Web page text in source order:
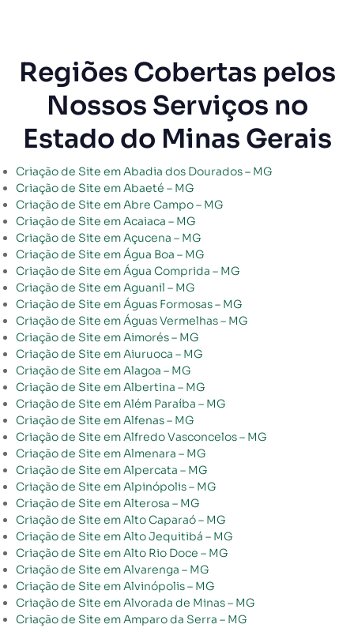
Regiões Cobertas pelos
Nossos Serviços no
Estado do Minas Gerais
Criação de Site em Abadia dos Dourados – MG
Criação de Site em Abaeté – MG
Criação de Site em Abre Campo – MG
Criação de Site em Acaiaca – MG
Criação de Site em Açucena – MG
Criação de Site em Água Boa – MG
Criação de Site em Água Comprida – MG
Criação de Site em Aguanil – MG
Criação de Site em Águas Formosas – MG
Criação de Site em Águas Vermelhas – MG
Criação de Site em Aimorés – MG
Criação de Site em Aiuruoca – MG
Criação de Site em Alagoa – MG
Criação de Site em Albertina – MG
Criação de Site em Além Paraíba – MG
Criação de Site em Alfenas – MG
Criação de Site em Alfredo Vasconcelos – MG
Criação de Site em Almenara – MG
Criação de Site em Alpercata – MG
Criação de Site em Alpinópolis – MG
Criação de Site em Alterosa – MG
Criação de Site em Alto Caparaó – MG
Criação de Site em Alto Jequitibá – MG
Criação de Site em Alto Rio Doce – MG
Criação de Site em Alvarenga – MG
Criação de Site em Alvinópolis – MG
Criação de Site em Alvorada de Minas – MG
Criação de Site em Amparo da Serra – MG